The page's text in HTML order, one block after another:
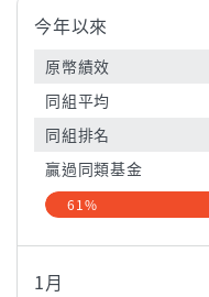
今年以來
原幣績效
同組平均
同組排名
贏過同類基金
61%
1月